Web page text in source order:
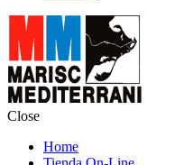
Close
Home